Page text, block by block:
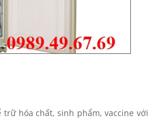
hóa chất, sinh phẩm, vaccine